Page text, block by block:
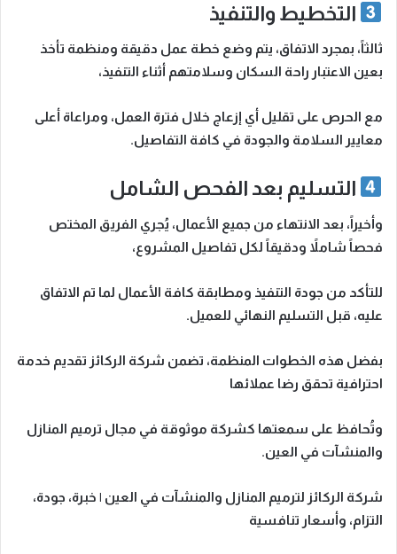
التخطيط والتنفيذ
ثالثاً، بمجرد الاتفاق، يتم وضع خطة عمل دقيقة ومنظمة تأخذ
بعين الاعتبار راحة السكان وسلامتهم أثناء التنفيذ،
مع الحرص على تقليل أي إزعاج خلال فترة العمل، ومراعاة أعلى
معايير السلامة والجودة في كافة التفاصيل.
التسليم بعد الفحص الشامل
وأخيراً، بعد الانتهاء من جميع الأعمال، يُجري الفريق المختص
فحصاً شاملاً ودقيقاً لكل تفاصيل المشروع،
للتأكد من جودة التنفيذ ومطابقة كافة الأعمال لما تم الاتفاق
عليه، قبل التسليم النهائي للعميل.
بفضل هذه الخطوات المنظمة، تضمن شركة الركائز تقديم خدمة
احترافية تحقق رضا عملائها
وتُحافظ على سمعتها كشركة موثوقة في مجال ترميم المنازل
والمنشآت في العين.
شركة الركائز لترميم المنازل والمنشآت في العين | خبرة، جودة،
التزام، وأسعار تنافسية